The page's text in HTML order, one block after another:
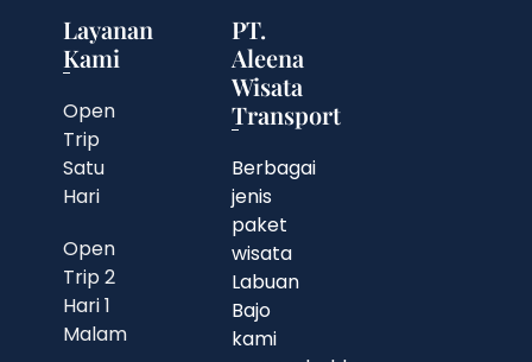
Layanan
Kami
Open
Trip
Satu
Hari
Open
Trip 2
Hari 1
Malam
PT.
Aleena
Wisata
Transport
Berbagai
jenis
paket
wisata
Labuan
Bajo
kami